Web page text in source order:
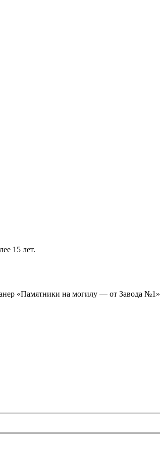
15 лет.
«Памятники на могилу — от Завода №1»